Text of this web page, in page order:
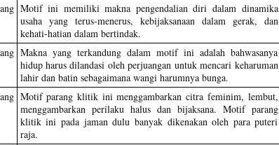
Motif ini memiliki makna pengendalian diri dalam dinamika
usaha yang terus-menerus, kebijaksanaan dalam gerak, dan
kehati-hatian dalam bertindak.
Makna yang terkandung dalam motif ini adalah bahwasanya
hidup harus dilandasi oleh perjuangan untuk mencari keharuman
lahir dan batin sebagaimana wangi harumnya bunga.
Motif parang klitik ini menggambarkan citra feminim, lembut,
menggambarkan perilaku halus dan bijaksana. Motif parang
klitik ini pada jaman dulu banyak dikenakan oleh para puteri
raja.